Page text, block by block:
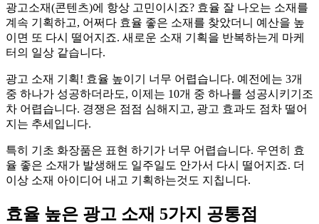
광고소재(콘텐츠)에 항상 고민이시죠? 효율 잘 나오는 소재를
계속 기획하고, 어쩌다 효율 좋은 소재를 찾았더니 예산을 높
이면 또 다시 떨어지죠. 새로운 소재 기획을 반복하는게 마케
터의 일상 같습니다.
광고 소재 기획! 효율 높이기 너무 어렵습니다. 예전에는 3개
중 하나가 성공하더라도, 이제는 10개 중 하나를 성공시키기조
차 어렵습니다. 경쟁은 점점 심해지고, 광고 효과도 점차 떨어
지는 추세입니다.
특히 기초 화장품은 표현 하기가 너무 어렵습니다. 우연히 효
율 좋은 소재가 발생해도 일주일도 안가서 다시 떨어지죠. 더
이상 소재 아이디어 내고 기획하는것도 지칩니다.
효율 높은 광고 소재 5가지 공통점